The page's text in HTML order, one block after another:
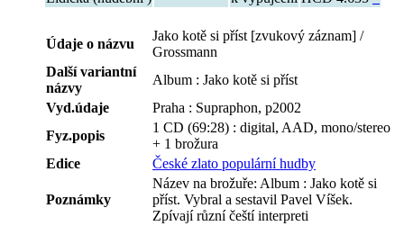
Údaje o názvu
Jako kotě si příst [zvukový záznam] /
Grossmann
Další variantní
názvy
Album : Jako kotě si příst
Vyd.údaje
Praha : Supraphon, p2002
Fyz.popis
1 CD (69:28) : digital, AAD, mono/stereo
+ 1 brožura
Edice
České zlato populární hudby
Poznámky
Název na brožuře: Album : Jako kotě si
příst. Vybral a sestavil Pavel Víšek.
Zpívají různí čeští interpreti